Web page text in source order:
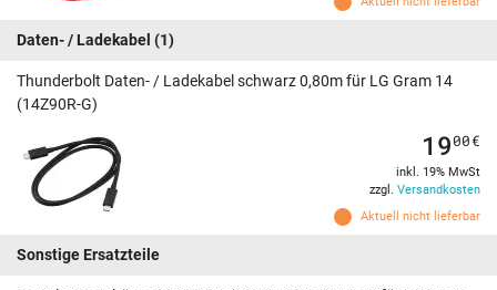
Daten- / Ladekabel (1)
Thunderbolt Daten- / Ladekabel schwarz 0,80m für LG Gram 14
(14Z90R-G)
Aktuell nicht lieferbar
1900€
inkl. 19% MwSt
zzgl. Versandkosten
Sonstige Ersatzteile